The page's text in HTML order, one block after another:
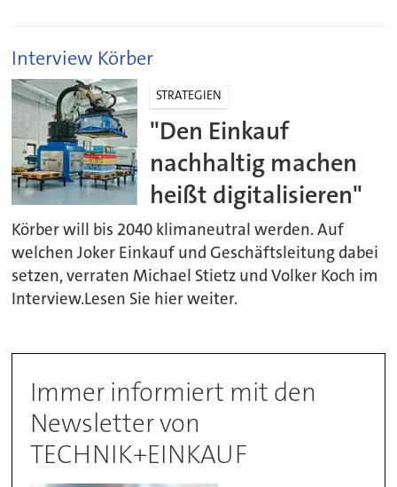
Interview Körber
STRATEGIEN
"Den Einkauf
nachhaltig machen
heißt digitalisieren"
Körber will bis 2040 klimaneutral werden. Auf
welchen Joker Einkauf und Geschäftsleitung dabei
setzen, verraten Michael Stietz und Volker Koch im
Interview.Lesen Sie hier weiter.
Immer informiert mit den
Newsletter von
TECHNIK+EINKAUF